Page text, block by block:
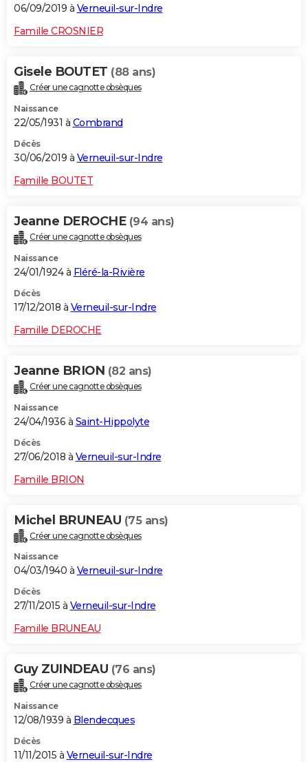
06/09/2019 à Verneuil-sur-Indre
Famille CROSNIER
Gisele BOUTET (88 ans)
Créer une cagnotte obsèques
Naissance
22/05/1931 à Combrand
Décès
30/06/2019 à Verneuil-sur-Indre
Famille BOUTET
Jeanne DEROCHE (94 ans)
Créer une cagnotte obsèques
Naissance
24/01/1924 à Fléré-la-Rivière
Décès
17/12/2018 à Verneuil-sur-Indre
Famille DEROCHE
Jeanne BRION (82 ans)
Créer une cagnotte obsèques
Naissance
24/04/1936 à Saint-Hippolyte
Décès
27/06/2018 à Verneuil-sur-Indre
Famille BRION
Michel BRUNEAU (75 ans)
Créer une cagnotte obsèques
Naissance
04/03/1940 à Verneuil-sur-Indre
Décès
27/11/2015 à Verneuil-sur-Indre
Famille BRUNEAU
Guy ZUINDEAU (76 ans)
Créer une cagnotte obsèques
Naissance
12/08/1939 à Blendecques
Décès
11/11/2015 à Verneuil-sur-Indre